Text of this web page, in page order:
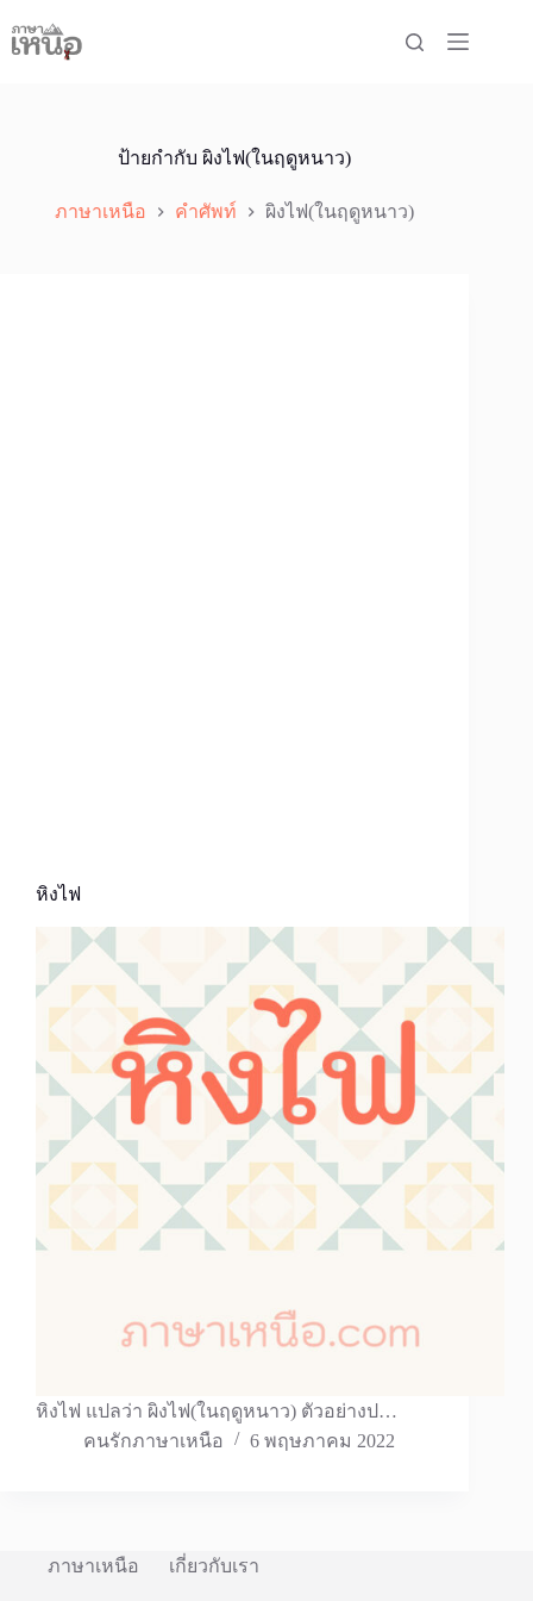
to
content
ป้ายกำกับ ผิงไฟ(ในฤดูหนาว)
ภาษาเหนือ คำศัพท์ ผิงไฟ(ในฤดูหนาว)
หิงไฟ
หิงไฟ แปลว่า ผิงไฟ(ในฤดูหนาว) ตัวอย่างป…
คนรักภาษาเหนือ
6 พฤษภาคม 2022
ภาษาเหนือ เกี่ยวกับเรา